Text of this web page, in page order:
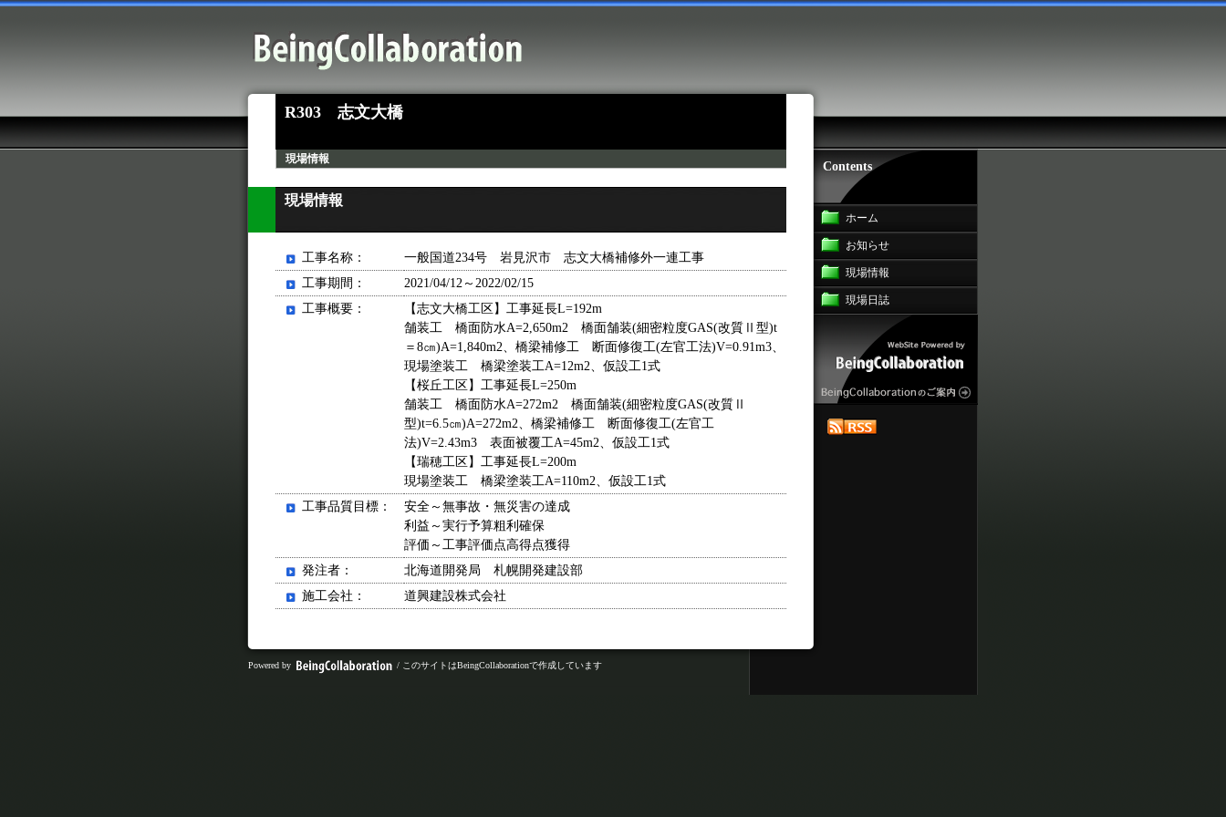
R303 志文大橋
現場情報
現場情報
工事名称：
一般国道234号 岩見沢市 志文大橋補修外一連工事
工事期間：
2021/04/12～2022/02/15
工事概要：
【志文大橋工区】工事延長L=192m
舗装工 橋面防水A=2,650m2 橋面舗装(細密粒度GAS(改質Ⅱ型)t
＝8㎝)A=1,840m2、橋梁補修工 断面修復工(左官工法)V=0.91m3、
現場塗装工 橋梁塗装工A=12m2、仮設工1式
【桜丘工区】工事延長L=250m
舗装工 橋面防水A=272m2 橋面舗装(細密粒度GAS(改質Ⅱ
型)t=6.5㎝)A=272m2、橋梁補修工 断面修復工(左官工
法)V=2.43m3 表面被覆工A=45m2、仮設工1式
【瑞穂工区】工事延長L=200m
現場塗装工 橋梁塗装工A=110m2、仮設工1式
工事品質目標：
安全～無事故・無災害の達成
利益～実行予算粗利確保
評価～工事評価点高得点獲得
発注者：
北海道開発局 札幌開発建設部
施工会社：
道興建設株式会社
Contents
ホーム
お知らせ
現場情報
現場日誌
Powered by / このサイトはBeingCollaborationで作成しています